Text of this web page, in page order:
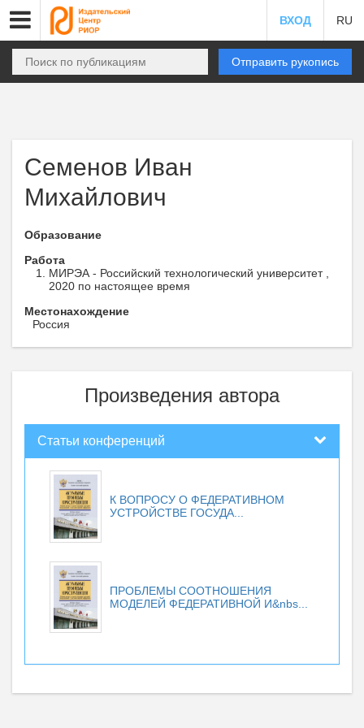
ВХОД RU
Отправить рукопись
Семенов Иван
Михайлович
Образование
Работа
МИРЭА - Российский технологический университет ,
2020 по настоящее время
Местонахождение
Россия
Произведения автора
Статьи конференций
К ВОПРОСУ О ФЕДЕРАТИВНОМ
УСТРОЙСТВЕ ГОСУДА...
ПРОБЛЕМЫ СООТНОШЕНИЯ
МОДЕЛЕЙ ФЕДЕРАТИВНОЙ И&nbs...